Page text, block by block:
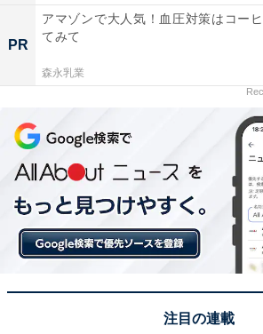
PR
アマゾンで大人気！血圧対策はコー
てみて
森永乳業
注目の連載